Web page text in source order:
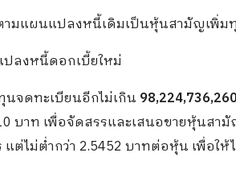
ามแผนแปลงหนี้เดิมเป็นหุ้นสามัญเพิ่ม
ปลงหนี้ดอกเบี้ยใหม่
นจดทะเบียนอีกไม่เกิน
บาท เพื่อจัดสรรและเสนอขายหุ้นส
ไม่ต่ำกว่า 2.5452 บาทต่อหุ้น เพื่อให้